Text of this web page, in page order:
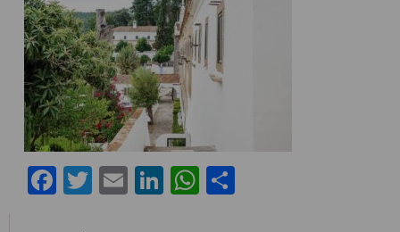
Facebook
Twitter
EmailLinkedIn
WhatsApp